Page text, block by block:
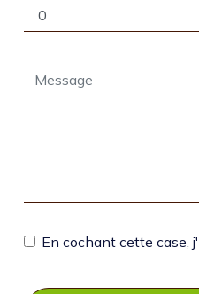
En cochant cette case,